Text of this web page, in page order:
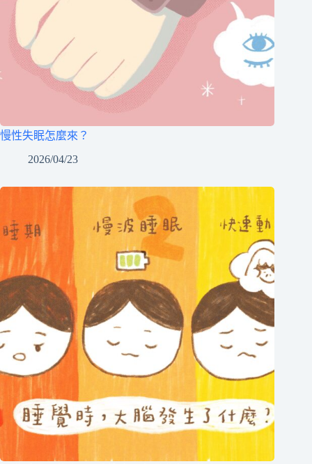
慢性失眠怎麼來？
2026/04/23